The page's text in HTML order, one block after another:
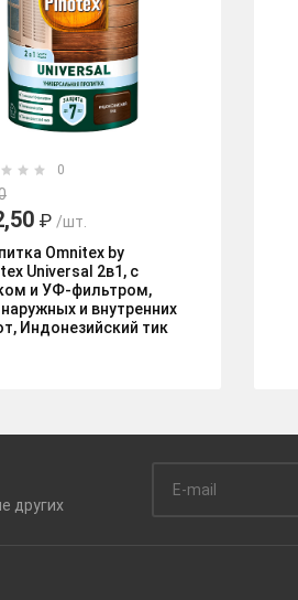
0
₽ /шт.
Omnitex by
Universal 2в1, с
и УФ-фильтром,
и внутренних
Индонезийский тик
других